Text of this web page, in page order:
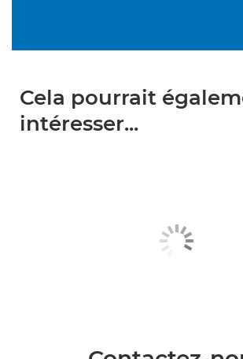
Cela pourrait
intéresser...